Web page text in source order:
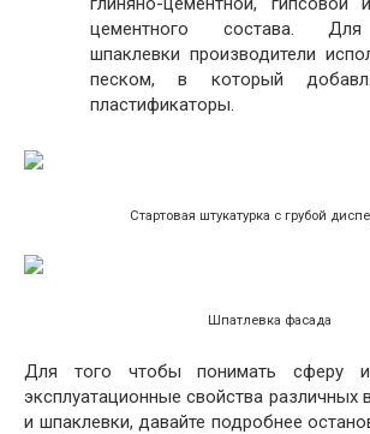
цементного состава. Для
шпаклевки производители
песком, в который
пластификаторы.
Стартовая штукатурка с грубой
Шпатлевка фасада
Для того чтобы понимать сферу
эксплуатационные свойства различных
и шпаклевки, давайте подробнее